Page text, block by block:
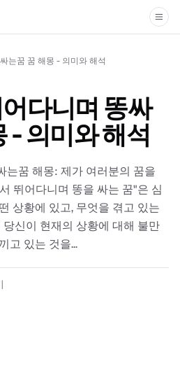
는꿈 꿈 해몽 - 의미와 해석
다니며 똥싸
- 의미와 해석
는꿈 해몽: 제가 여러분의 꿈을
뛰어다니며 똥을 싸는 꿈"은 심
상황에 있고, 무엇을 겪고 있는
신이 현재의 상황에 대해 불만
고 있는 것을...